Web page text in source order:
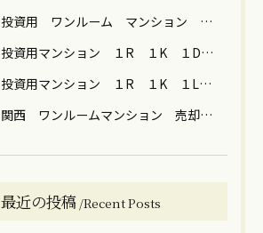
投資用 ワンルーム マンション 男性 女性 運用目的 売却 大阪 京都 神戸 東京 横浜 川崎 名古屋 福岡
投資用マンション １R １K １DK ファミリー 売却 大阪 京都 神戸 東京 神奈川 名古屋 福岡
投資用マンション １R １K １LDK 節税 年金 保険 女性向け 売却 贈与 大阪 京都 神戸 東京都内 川崎 横浜
関西 ワンルームマンション 売却 築年数 ローン
最近の投稿 Recent Posts